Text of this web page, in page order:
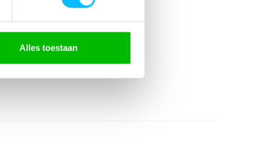
Alles toestaan